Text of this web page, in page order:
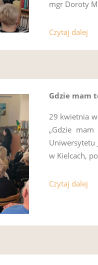
mgr Doroty
Czytaj dalej
Gdzie mam
29 kwietnia
„Gdzie
Uniwersytetu
w Kielcach,
Czytaj dalej